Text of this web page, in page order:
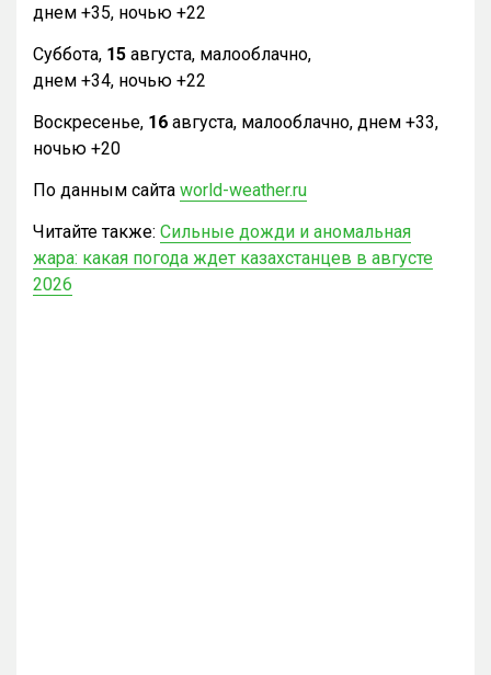
днем +35, ночью +22
Суббота, 15 августа, малооблачно,
днем +34, ночью +22
Воскресенье, 16 августа, малооблачно, днем +33,
ночью +20
По данным сайта world-weather.ru
Читайте также: Сильные дожди и аномальная
жара: какая погода ждет казахстанцев в августе
2026